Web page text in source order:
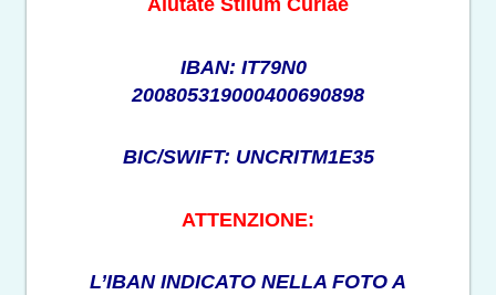
Aiutate Stilum Curiae
IBAN: IT79N0
200805319000400690898
BIC/SWIFT: UNCRITM1E35
ATTENZIONE:
L’IBAN INDICATO NELLA FOTO A